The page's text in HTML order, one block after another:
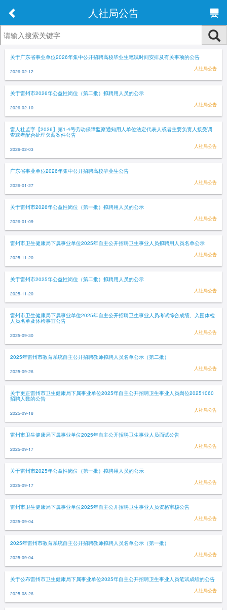
人社局公告
关于广东省事业单位2026年集中公开招聘高校毕业生笔试时间安排及有关事项的公告
2026-02-12 人社局公告
关于雷州市2026年公益性岗位（第二批）拟聘用人员的公示
2026-02-10 人社局公告
雷人社监字【2026】第1-4号劳动保障监察通知用人单位法定代表人或者主要负责人接受调
查或者配合处理欠薪案件公告
2026-02-03 人社局公告
广东省事业单位2026年集中公开招聘高校毕业生公告
2026-01-27 人社局公告
关于雷州市2026年公益性岗位（第一批）拟聘用人员的公示
2026-01-09 人社局公告
雷州市卫生健康局下属事业单位2025年自主公开招聘卫生事业人员拟聘用人员名单公示
2025-11-20 人社局公告
关于雷州市2025年公益性岗位（第二批）拟聘用人员的公示
2025-11-20 人社局公告
雷州市卫生健康局下属事业单位2025年自主公开招聘卫生事业人员考试综合成绩、入围体检
人员名单及体检事宜公告
2025-09-30 人社局公告
2025年雷州市教育系统自主公开招聘教师拟聘人员名单公示（第二批）
2025-09-26 人社局公告
关于更正雷州市卫生健康局下属事业单位2025年自主公开招聘卫生事业人员岗位20251060
招聘人数的公告
2025-09-18 人社局公告
雷州市卫生健康局下属事业单位2025年自主公开招聘卫生事业人员面试公告
2025-09-17 人社局公告
关于雷州市2025年公益性岗位（第一批）拟聘用人员的公示
2025-09-17 人社局公告
雷州市卫生健康局下属事业单位2025年自主公开招聘卫生事业人员资格审核公告
2025-09-04 人社局公告
2025年雷州市教育系统自主公开招聘教师拟聘人员名单公示（第一批）
2025-09-04 人社局公告
关于公布雷州市卫生健康局下属事业单位2025年自主公开招聘卫生事业人员笔试成绩的公告
2025-08-26 人社局公告